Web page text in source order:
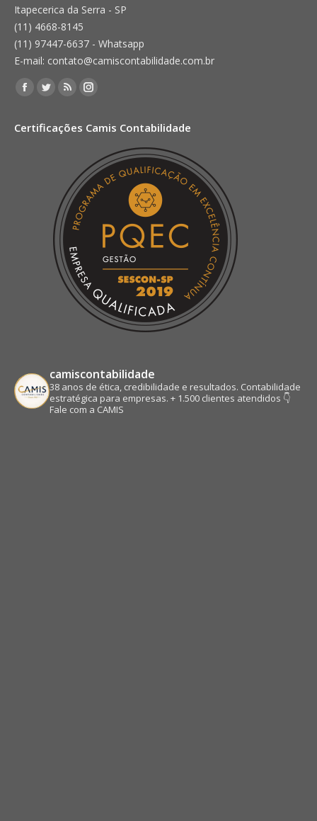
Itapecerica da Serra - SP
(11) 4668-8145
(11) 97447-6637 - Whatsapp
E-mail: contato@camiscontabilidade.com.br
Encontre-nos em:
Facebook
opens
Twitter
opens
window
Rss
opens
new
window
Instagram
opens
new
window
Certificações Camis Contabilidade
camiscontabilidade
38 anos de ética, credibilidade e resultados. Contabilidade
estratégica para empresas. + 1.500 clientes atendidos 👇
Fale com a CAMIS